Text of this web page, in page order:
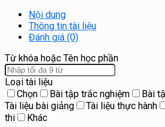
Nội dung
Thông tin tài liệu
Đánh giá (0)
Từ khóa hoặc Tên học phần
Loại tài liệu
Chọn
Bài tập trắc nghiệm Bài
Tài liệu bài giảng
Tài liệu thực hành
thi
Khác